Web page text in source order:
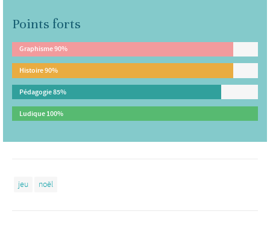
Points forts
Graphisme90%
Histoire90%
Pédagogie85%
Ludique100%
jeu noël